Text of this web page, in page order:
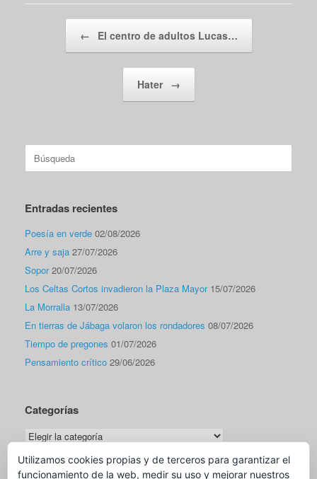
← El centro de adultos Lucas…
Hater →
Buscar:
Entradas recientes
Poesía en verde 02/08/2026
Arre y saja 27/07/2026
Sopor 20/07/2026
Los Celtas Cortos invadieron la Plaza Mayor 15/07/2026
La Morralla 13/07/2026
En tierras de Jábaga volaron los rondadores 08/07/2026
Tiempo de pregones 01/07/2026
Pensamiento crítico 29/06/2026
Categorías
Categorías
Utilizamos cookies propias y de terceros para garantizar el
funcionamiento de la web, medir su uso y mejorar nuestros